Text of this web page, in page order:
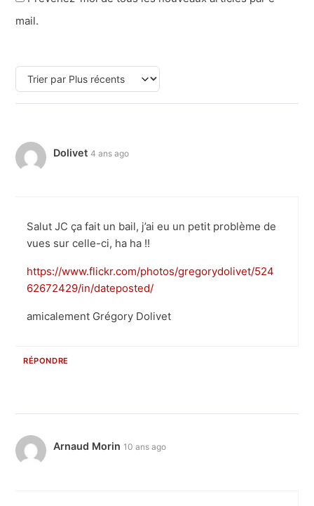
mail.
Dolivet 4 ans ago
Salut JC ça fait un bail, j’ai eu un petit problème de
vues sur celle-ci, ha ha !!
https://www.flickr.com/photos/gregorydolivet/524
62672429/in/dateposted/
amicalement Grégory Dolivet
RÉPONDRE
Arnaud Morin 10 ans ago